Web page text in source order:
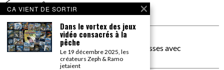
PACÔME THIELLEMENT
La séance d’Hip Gnose
La Patrie
dans
On a parlé Dolce Vita et lutte des classes avec
Bernardino Femminielli
CA VIENT DE SORTIR
Dans le vortex des jeux
vidéo consacrés à la
pêche
Le 19 décembre 2025, les
créateurs Zeph & Ramo
jetaient